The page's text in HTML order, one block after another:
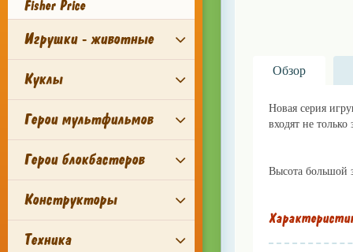
Fisher Price
Игрушки - животные
Куклы
Герои мультфильмов
Герои блокбастеров
Конструкторы
Техника
Обзор
Новая серия
входят не
Высота большой